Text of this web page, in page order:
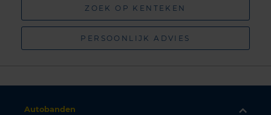
ZOEK OP KENTEKEN
PERSOONLIJK ADVIES
Autobanden